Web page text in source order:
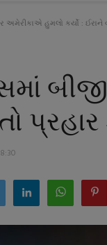
અમેરીકાએ હુમલો કર્યો : ઈરાને
પ્રહાર